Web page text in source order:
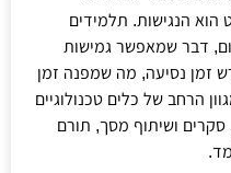
הוא הנגישות. תלמידים
דבר שמאפשר גמישות
זמן נסיעה, מה שמפנה זמן
הרחב של כלים טכנולוגיים
סקרים ושיתוף מסך, תורם